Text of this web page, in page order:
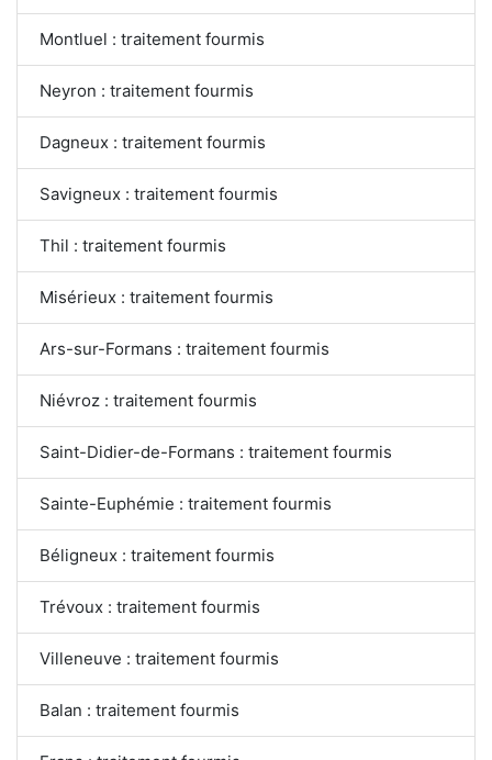
Montluel : traitement fourmis
Neyron : traitement fourmis
Dagneux : traitement fourmis
Savigneux : traitement fourmis
Thil : traitement fourmis
Misérieux : traitement fourmis
Ars-sur-Formans : traitement fourmis
Niévroz : traitement fourmis
Saint-Didier-de-Formans : traitement fourmis
Sainte-Euphémie : traitement fourmis
Béligneux : traitement fourmis
Trévoux : traitement fourmis
Villeneuve : traitement fourmis
Balan : traitement fourmis